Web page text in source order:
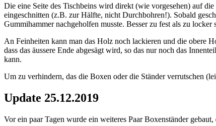
Die eine Seite des Tischbeins wird direkt (wie vorgesehen) auf
eingeschnitten (z.B. zur Hälfte, nicht Durchbohren!). Sobald
Gummihammer nachgeholfen musste. Besser zu fest als zu
An Feinheiten kann man das Holz noch lackieren und die obere
dass das äussere Ende abgesägt wird, so das nur noch das
kann.
Um zu verhindern, das die Boxen oder die Ständer verrutschen
Update 25.12.2019
Vor ein paar Tagen wurde ein weiteres Paar Boxenständer